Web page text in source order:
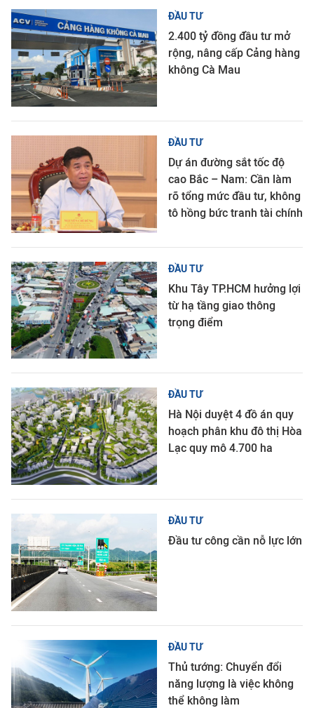
ĐẦU TƯ
2.400 tỷ đồng đầu tư mở
rộng, nâng cấp Cảng hàng
không Cà Mau
ĐẦU TƯ
Dự án đường sắt tốc độ
cao Bắc – Nam: Cần làm
rõ tổng mức đầu tư, không
tô hồng bức tranh tài chính
ĐẦU TƯ
Khu Tây TP.HCM hưởng lợi
từ hạ tầng giao thông
trọng điểm
ĐẦU TƯ
Hà Nội duyệt 4 đồ án quy
hoạch phân khu đô thị Hòa
Lạc quy mô 4.700 ha
ĐẦU TƯ
Đầu tư công cần nỗ lực lớn
ĐẦU TƯ
Thủ tướng: Chuyển đổi
năng lượng là việc không
thể không làm